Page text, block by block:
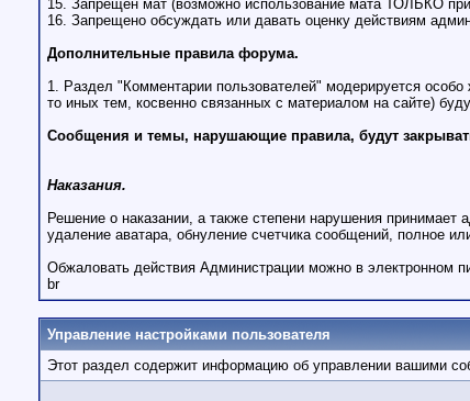
15. Запрещен мат (возможно использование мата ТОЛЬКО
16. Запрещено обсуждать или давать оценку действиям
Дополнительные правила форума.
1. Раздел "Комментарии пользователей" модерируется
то иных тем, косвенно связанных с материалом на сайте)
Сообщения и темы, нарушающие правила, будут
Наказания.
Решение о наказании, а также степени нарушения
удаление аватара, обнуление счетчика сообщений, полное
Обжаловать действия Администрации можно в электронном
br
Управление настройками пользователя
Этот раздел содержит информацию об управлении вашими